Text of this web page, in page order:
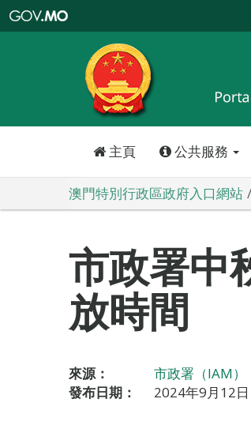
特
政
區
政
口
主頁 公共服務
澳門特別行政區政府入口網站
市政署中
放時間
來源：
市政署（IAM）
發布日期：
2024年9月12